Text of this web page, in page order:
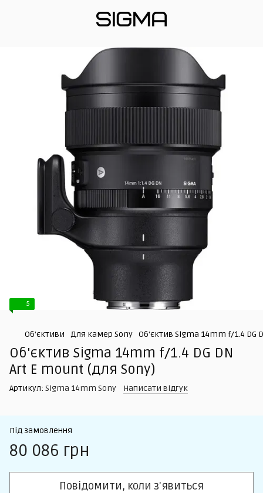
5
Об'єктиви Для камер Sony Об'єктив Sigma 14mm f/1.4 DG
Об'єктив Sigma 14mm f/1.4 DG DN
Art E mount (для Sony)
Артикул: Sigma 14mm Sony Написати відгук
Під замовлення
80 086 грн
Повідомити, коли з'явиться